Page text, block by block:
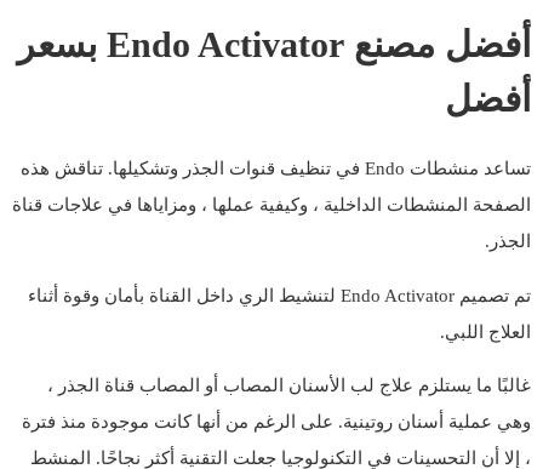
أفضل مصنع Endo Activator بسعر
أفضل
تساعد منشطات Endo في تنظيف قنوات الجذر وتشكيلها. تناقش هذه
الصفحة المنشطات الداخلية ، وكيفية عملها ، ومزاياها في علاجات قناة
الجذر.
تم تصميم Endo Activator لتنشيط الري داخل القناة بأمان وقوة أثناء
العلاج اللبي.
غالبًا ما يستلزم علاج لب الأسنان المصاب أو المصاب قناة الجذر ،
وهي عملية أسنان روتينية. على الرغم من أنها كانت موجودة منذ فترة
، إلا أن التحسينات في التكنولوجيا جعلت التقنية أكثر نجاحًا. المنشط